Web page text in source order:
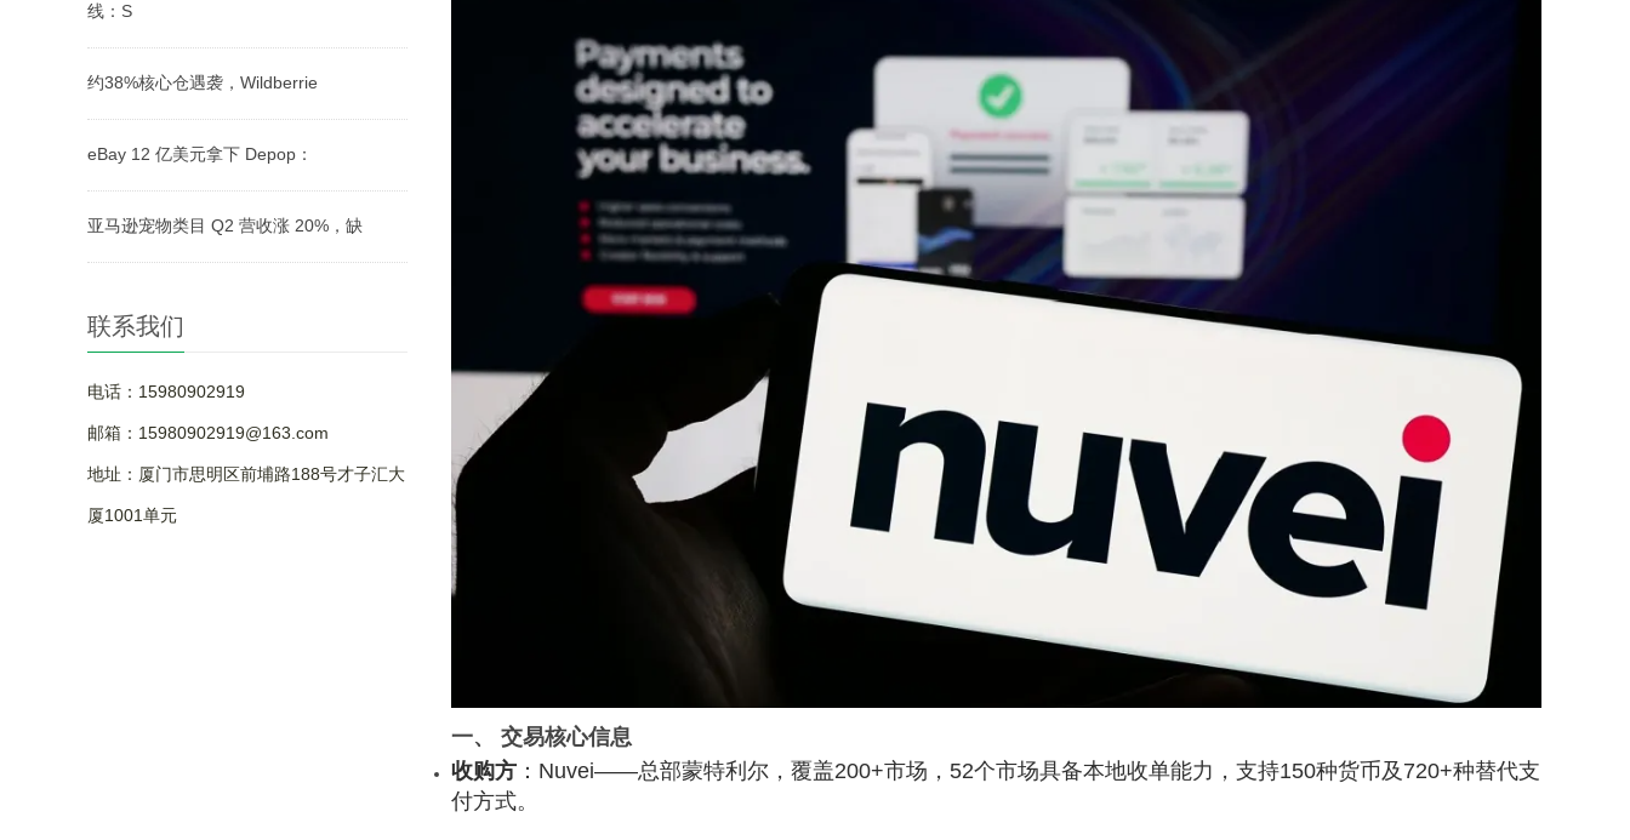
线：S
约38%核心仓遇袭，Wildberrie
eBay 12 亿美元拿下 Depop：
亚马逊宠物类目 Q2 营收涨 20%，缺
联系我们
电话：15980902919
邮箱：15980902919@163.com
地址：厦门市思明区前埔路188号才子汇大
厦1001单元
一、 交易核心信息
收购方 ：Nuvei——总部蒙特利尔，覆盖200+市场，52个市场具备本地收单能力，支持150种货币及720+种替代支
付方式。